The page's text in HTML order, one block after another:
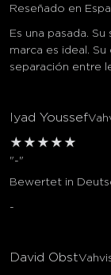
Reseñado en
Es una pasada.
marca es ideal.
separación entre
Iyad Youssef
★ ★ ★ ★ ★
"-"
Bewertet in
-
David Obst